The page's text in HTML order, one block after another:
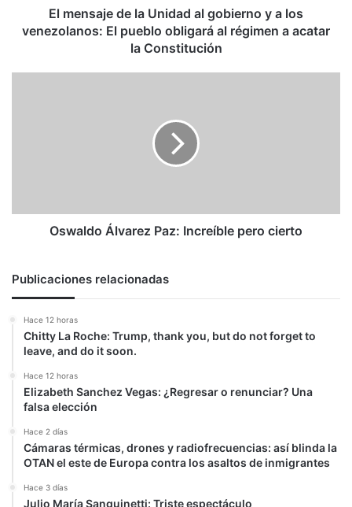
venezolanos:
El mensaje de la Unidad al gobierno y a los
venezolanos: El pueblo obligará al régimen a acatar
la Constitución
Oswaldo Álvarez Paz: Increíble pero cierto
Publicaciones relacionadas
Hace 12 horas
Chitty La Roche: Trump, thank you, but do not forget to
leave, and do it soon.
Hace 12 horas
Elizabeth Sanchez Vegas: ¿Regresar o renunciar? Una
falsa elección
Hace 2 días
Cámaras térmicas, drones y radiofrecuencias: así blinda la
OTAN el este de Europa contra los asaltos de inmigrantes
Hace 3 días
Julio María Sanguinetti: Triste espectáculo